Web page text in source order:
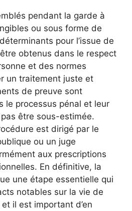
pendant la garde à
ou sous forme de
pour l’issue de
obtenus dans le respect
et des normes
un traitement juste et
de preuve sont
le processus pénal et leur
être sous-estimée.
est dirigé par le
ou un juge
aux prescriptions
En définitive, la
une étape essentielle qui
notables sur la vie de
il est important d’en